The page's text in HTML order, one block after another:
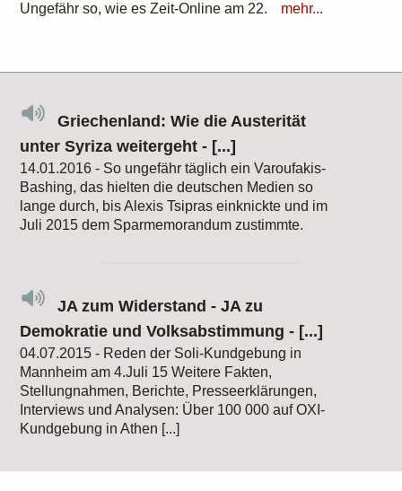
Ungefähr so, wie es Zeit-Online am 22.
mehr...
Griechenland: Wie die Austerität
unter Syriza weitergeht - [...]
14.01.2016 - So ungefähr täglich ein Varoufakis-
Bashing, das hielten die deutschen Medien so
lange durch, bis Alexis Tsipras einknickte und im
Juli 2015 dem Sparmemorandum zustimmte.
JA zum Widerstand - JA zu
Demokratie und Volksabstimmung - [...]
04.07.2015 - Reden der Soli-Kundgebung in
Mannheim am 4.Juli 15 Weitere Fakten,
Stellungnahmen, Berichte, Presseerklärungen,
Interviews und Analysen: Über 100 000 auf OXI-
Kundgebung in Athen [...]